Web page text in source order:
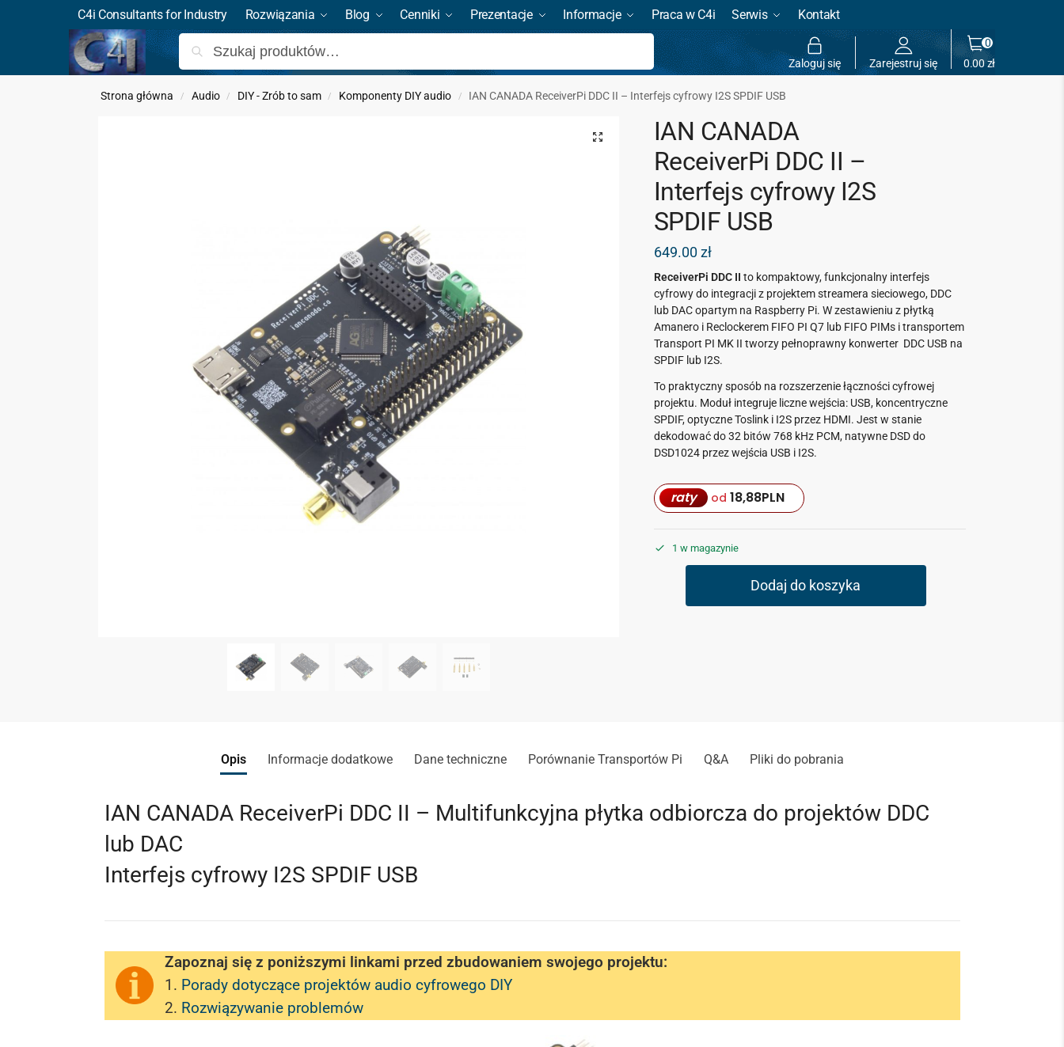
C4i Consultants for Industry Rozwiązania Blog Cenniki Prezentacje Informacje Praca w C4i Serwis Kontakt
Szukaj
Zaloguj się Zarejestruj się 0.00zł
0
Strona główna / Audio / DIY - Zrób to sam / Komponenty DIY audio / IAN CANADA ReceiverPi DDC II – Interfejs cyfrowy I2S SPDIF USB
IAN CANADA
ReceiverPi DDC II –
Interfejs cyfrowy I2S
SPDIF USB
649.00zł
ReceiverPi DDC II to kompaktowy, funkcjonalny interfejs
cyfrowy do integracji z projektem streamera sieciowego, DDC
lub DAC opartym na Raspberry Pi. W zestawieniu z płytką
Amanero i Reclockerem FIFO PI Q7 lub FIFO PIMs i transportem
Transport PI MK II tworzy pełnoprawny konwerter DDC USB na
SPDIF lub I2S.
To praktyczny sposób na rozszerzenie łączności cyfrowej
projektu. Moduł integruje liczne wejścia: USB, koncentryczne
SPDIF, optyczne Toslink i I2S przez HDMI. Jest w stanie
dekodować do 32 bitów 768 kHz PCM, natywne DSD do
DSD1024 przez wejścia USB i I2S.
raty od 18,88PLN
1 w magazynie
Dodaj do koszyka
Opis Informacje dodatkowe Dane techniczne Porównanie Transportów Pi Q&A Pliki do pobrania
IAN CANADA ReceiverPi DDC II – Multifunkcyjna płytka odbiorcza do projektów DDC
lub DAC
Interfejs cyfrowy I2S SPDIF USB
Zapoznaj się z poniższymi linkami przed zbudowaniem swojego projektu:
1. Porady dotyczące projektów audio cyfrowego DIY
2. Rozwiązywanie problemów